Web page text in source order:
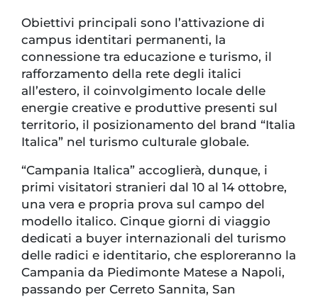
Obiettivi principali sono l’attivazione di
campus identitari permanenti, la
connessione tra educazione e turismo, il
rafforzamento della rete degli italici
all’estero, il coinvolgimento locale delle
energie creative e produttive presenti sul
territorio, il posizionamento del brand “Italia
Italica” nel turismo culturale globale.
“Campania Italica” accoglierà, dunque, i
primi visitatori stranieri dal 10 al 14 ottobre,
una vera e propria prova sul campo del
modello italico. Cinque giorni di viaggio
dedicati a buyer internazionali del turismo
delle radici e identitario, che esploreranno la
Campania da Piedimonte Matese a Napoli,
passando per Cerreto Sannita, San